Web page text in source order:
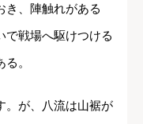
き、陣触れがある
で戦場へ駆けつける
る。
が、八流は山裾が